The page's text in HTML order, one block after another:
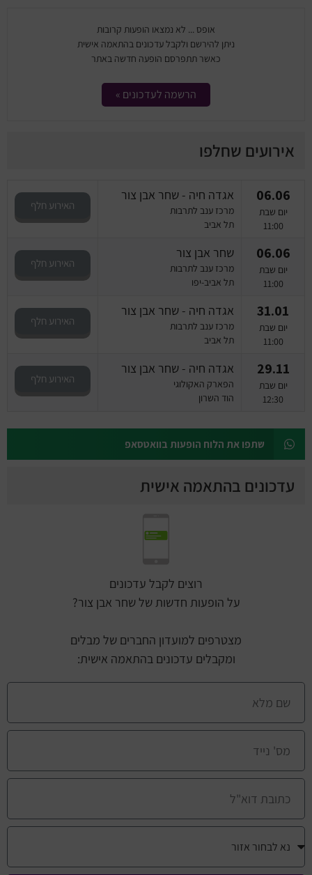
אופס ... לא נמצאו הופעות קרובות
ניתן להירשם ולקבל עדכונים בהתאמה אישית
כאשר תתפרסם הופעה חדשה באתר
הרשמה לעדכונים »
אירועים שחלפו
06.06
יום שבת
11:00
אגדה חיה - שחר אבן צור
מרכז ענב לתרבות
תל אביב
האירוע חלף
06.06
יום שבת
11:00
שחר אבן צור
מרכז ענב לתרבות
תל אביב-יפו
האירוע חלף
31.01
יום שבת
11:00
אגדה חיה - שחר אבן צור
מרכז ענב לתרבות
תל אביב
האירוע חלף
29.11
יום שבת
12:30
אגדה חיה - שחר אבן צור
הפארק האקולוגי
הוד השרון
האירוע חלף
שתפו את הלוח הופעות בוואטסאפ
עדכונים בהתאמה אישית
רוצים לקבל עדכונים
על הופעות חדשות של שחר אבן צור?
מצטרפים למועדון החברים של מבלים
ומקבלים עדכונים בהתאמה אישית: